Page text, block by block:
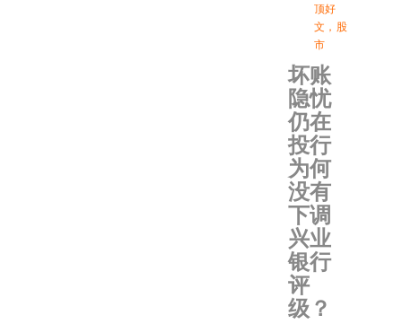
顶好
文 ， 股
市
坏账
隐忧
仍在
投行
为何
没有
下调
兴业
银行
评
级？